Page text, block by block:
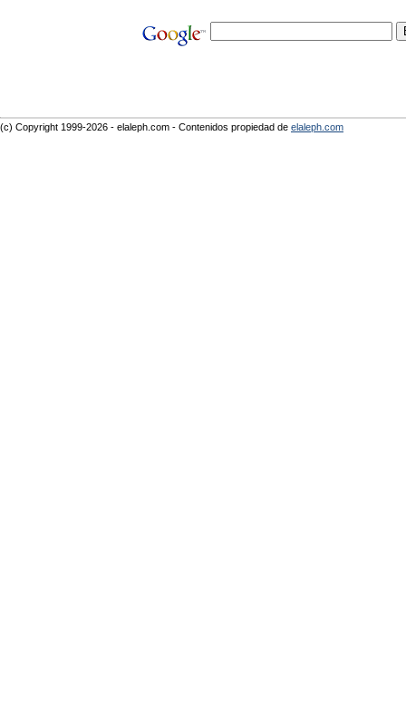
(c) Copyright 1999-2026 - elaleph.com - Contenidos propiedad de elaleph.com